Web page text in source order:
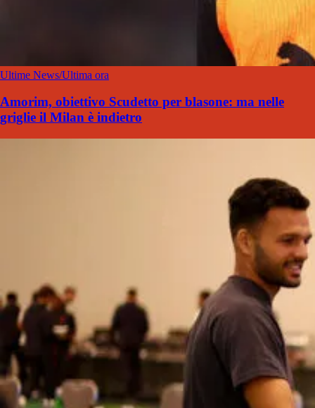
Ultime News/Ultima ora
Amorim, obiettivo Scudetto per blasone: ma nelle
griglie il Milan è indietro